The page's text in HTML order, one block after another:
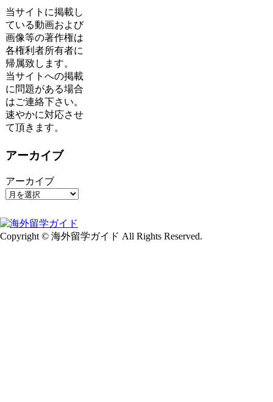
当サイトに掲載し
ている動画および
画像等の著作権は
各権利者所有者に
帰属致します。
当サイトへの掲載
に問題がある場合
はご連絡下さい。
速やかに対応させ
て頂きます。
アーカイブ
アーカイブ
Copyright © 海外留学ガイド All Rights Reserved.